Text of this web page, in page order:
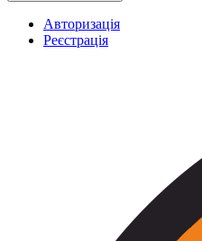
Авторизація
Реєстрація